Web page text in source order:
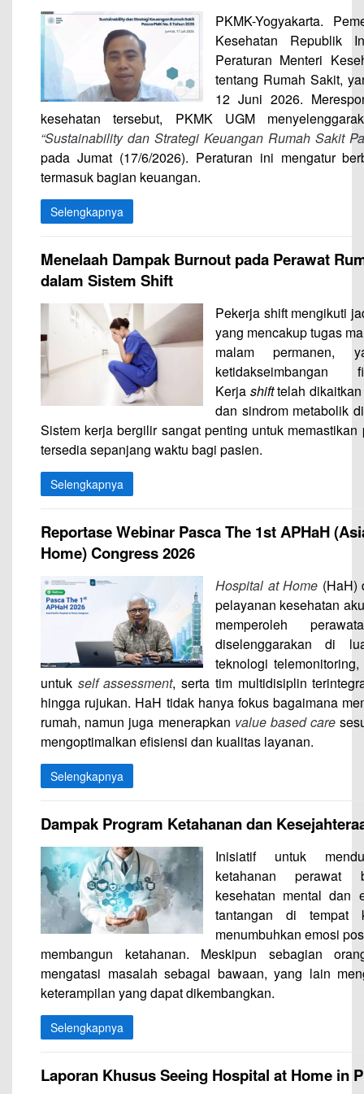
PKMK-Yogyakarta.
Kesehatan Republik
Peraturan Menteri
tentang Rumah Sakit,
12 Juni 2026.
kesehatan tersebut, PKMK UGM
“Sustainability dan Strategi Keuangan Rumah Sakit
pada Jumat (17/6/2026). Peraturan ini mengatur
termasuk bagian keuangan.
Selengkapnya
Menelaah Dampak Burnout pada Perawat
dalam Sistem Shift
Pekerja shift mengikuti
yang mencakup tugas
malam permanen,
Kerja shifttelah
dan sindrom metabolik
Sistem kerja bergilir sangat penting untuk
tersedia sepanjang waktu bagi pasien.
Selengkapnya
Reportase Webinar Pasca The 1st APHaH
Home) Congress 2026
Hospital at Home (HaH)
pelayanan kesehatan
memperoleh
diselenggarakan di
teknologi
untuk self assessment, serta tim multidisiplin
hingga rujukan. HaH tidak hanya fokus bagaimana
rumah, namun juga menerapkan value based care
mengoptimalkan efisiensi dan kualitas layanan.
Selengkapnya
Dampak Program Ketahanan dan
Inisiatif untuk
ketahanan perawat
kesehatan mental dan
tantangan di tempat
menumbuhkan emosi
membangun ketahanan. Meskipun sebagian
mengatasi masalah sebagai bawaan, yang lain
keterampilan yang dapat dikembangkan.
Selengkapnya
Laporan Khusus Seeing Hospital at Home in